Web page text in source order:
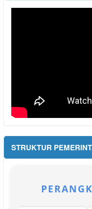
STRUKTUR